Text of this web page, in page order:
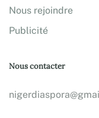
Nous rejoindre
Publicité
Nous contacter